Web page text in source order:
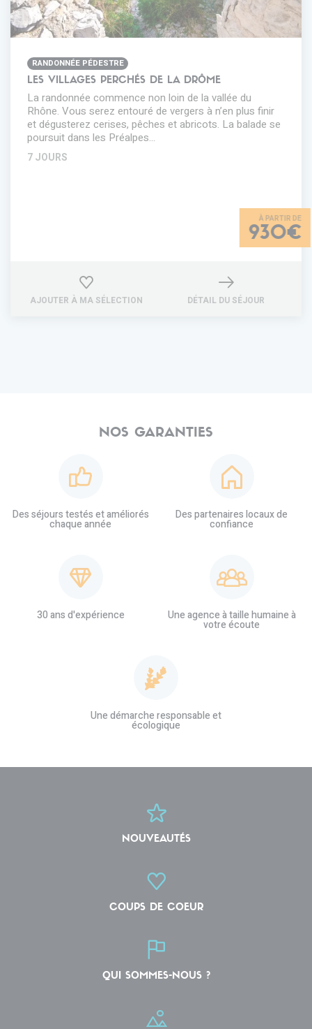
RANDONNÉE PÉDESTRE
LES VILLAGES PERCHÉS DE LA DRÔME
La randonnée commence non loin de la vallée du
Rhône. Vous serez entouré de vergers à n’en plus finir
et dégusterez cerises, pêches et abricots. La balade se
poursuit dans les Préalpes…
7 JOURS
930€
AJOUTER À MA SÉLECTION DÉTAIL DU SÉJOUR
NOS GARANTIES
Des séjours testés et améliorés
chaque année
Des partenaires locaux de
confiance
30 ans d'expérience Une agence à taille humaine à
votre écoute
Une démarche responsable et
écologique
NOUVEAUTÉS
COUPS DE COEUR
QUI SOMMES-NOUS ?